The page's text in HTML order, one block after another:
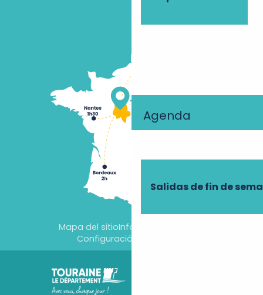
Agenda
Salidas de fin de
Mapa del sitioInformación jurídica
Configuración de cookies